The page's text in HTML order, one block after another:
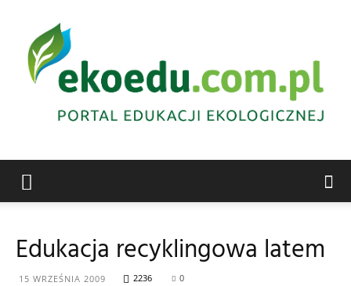
ekologiczna
Edukacja recyklingowa latem
15 WRZEŚNIA 2009 2236 0